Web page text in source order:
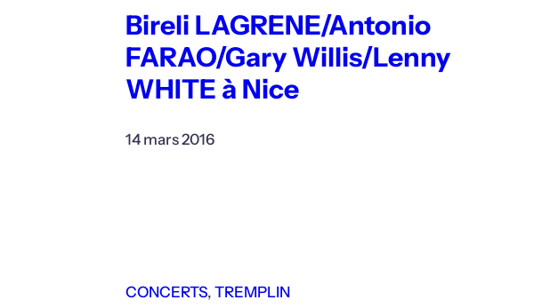
Bireli LAGRENE/Antonio
FARAO/Gary Willis/Lenny
WHITE à Nice
14 mars 2016
CONCERTS, TREMPLIN